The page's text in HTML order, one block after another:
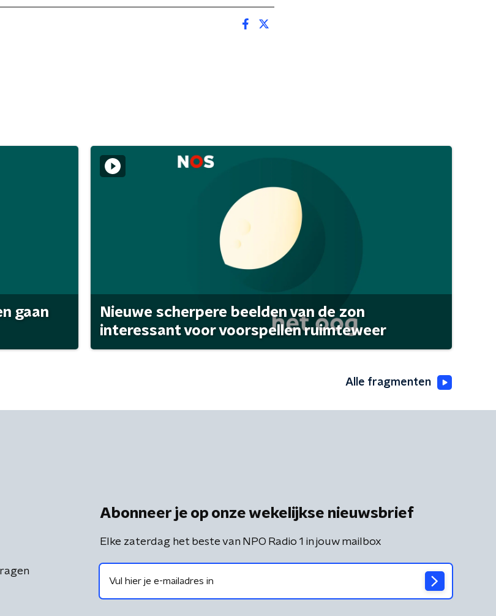
gaan
Nieuwe scherpere beelden van de zon
interessant voor voorspellen ruimteweer
Alle fragmenten
Abonneer je op onze wekelijkse nieuwsbrief
Elke zaterdag het beste van NPO Radio 1 in jouw mailbox